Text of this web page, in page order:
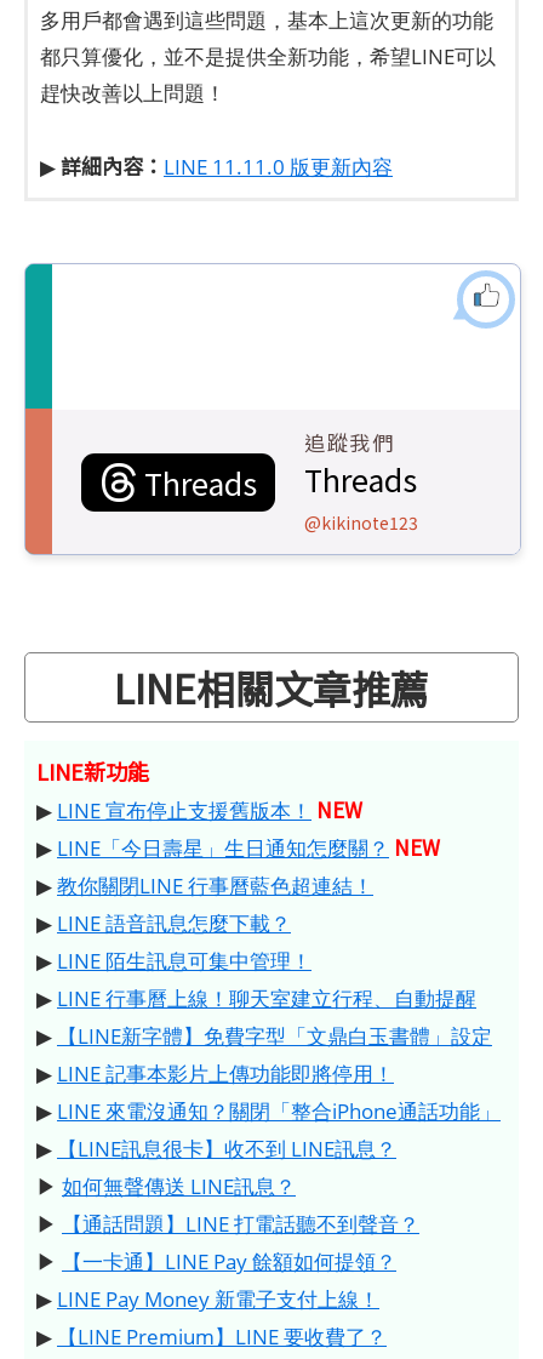
多用戶都會遇到這些問題，基本上這次更新的功能
都只算優化，並不是提供全新功能，希望LINE可以
趕快改善以上問題！
▶詳細內容： LINE 11.11.0 版更新內容
Threads
追蹤我們
Threads
@kikinote123
LINE相關文章推薦
LINE新功能
▶ LINE 宣布停止支援舊版本！ NEW
▶ LINE「今日壽星」生日通知怎麼關？ NEW
▶教你關閉LINE 行事曆藍色超連結！
▶ LINE 語音訊息怎麼下載？
▶ LINE 陌生訊息可集中管理！
▶ LINE 行事曆上線！聊天室建立行程、自動提醒
▶
【LINE新字體】免費字型「文鼎白玉書體」設定
▶ LINE 記事本影片上傳功能即將停用！
▶ LINE 來電沒通知？關閉「整合iPhone通話功能」
▶
【LINE訊息很卡】收不到 LINE訊息？
▶ 如何無聲傳送 LINE訊息？
▶
【通話問題】LINE 打電話聽不到聲音？
▶
【一卡通】LINE Pay 餘額如何提領？
▶ LINE Pay Money 新電子支付上線！
▶
【LINE Premium】LINE 要收費了？